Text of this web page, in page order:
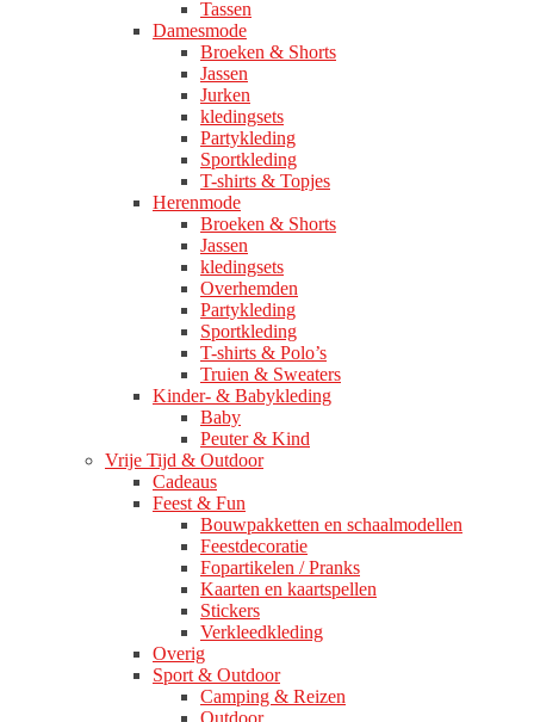
Tassen
Damesmode
Broeken & Shorts
Jassen
Jurken
kledingsets
Partykleding
Sportkleding
T-shirts & Topjes
Herenmode
Broeken & Shorts
Jassen
kledingsets
Overhemden
Partykleding
Sportkleding
T-shirts & Polo’s
Truien & Sweaters
Kinder- & Babykleding
Baby
Peuter & Kind
Vrije Tijd & Outdoor
Cadeaus
Feest & Fun
Bouwpakketten en schaalmodellen
Feestdecoratie
Fopartikelen / Pranks
Kaarten en kaartspellen
Stickers
Verkleedkleding
Overig
Sport & Outdoor
Camping & Reizen
Outdoor